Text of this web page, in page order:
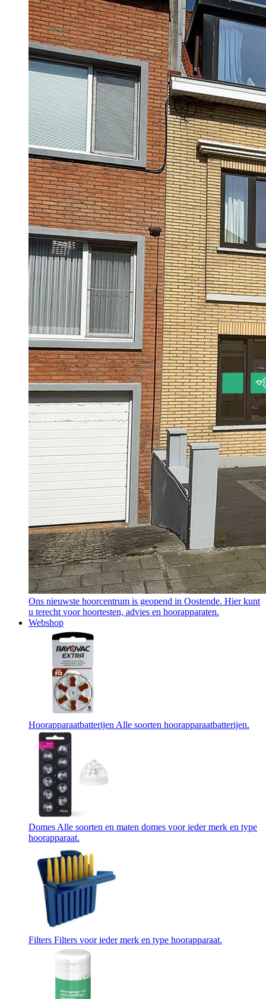
Ons nieuwste hoorcentrum is geopend in Oostende. Hier kunt
u terecht voor hoortesten, advies en hoorapparaten.
Webshop
Hoorapparaatbatterijen Alle soorten hoorapparaatbatterijen.
Domes Alle soorten en maten domes voor ieder merk en type
hoorapparaat.
Filters Filters voor ieder merk en type hoorapparaat.